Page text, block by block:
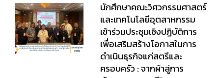
นักศึกษาคณะวิศวกรรมศาสตร์
และเทคโนโลยีอุตสาหกรรม
เข้าร่วมประชุมเชิงปฏิบัติการ
เพื่อเสริมสร้างโอกาสในการ
ดำเนินธุรกิจแก่สตรีและ
ครอบครัว : จากผ้าสู่การ